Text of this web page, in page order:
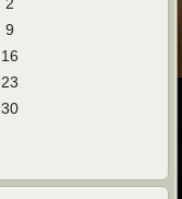
2
9
16
23
30